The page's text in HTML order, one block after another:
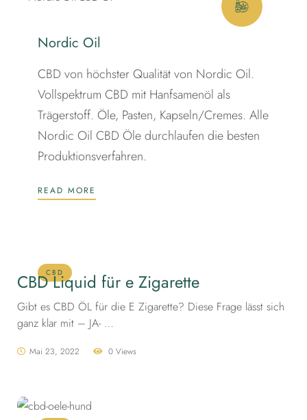
Nordic Oil
CBD von höchster Qualität von Nordic Oil.
Vollspektrum CBD mit Hanfsamenöl als
Trägerstoff. Öle, Pasten, Kapseln/Cremes. Alle
Nordic Oil CBD Öle durchlaufen die besten
Produktionsverfahren.
READ MORE
CBD
CBD Liquid für e Zigarette
Gibt es CBD ÖL für die E Zigarette? Diese Frage lässt sich
ganz klar mit – JA- …
Mai 23, 2022 0 Views